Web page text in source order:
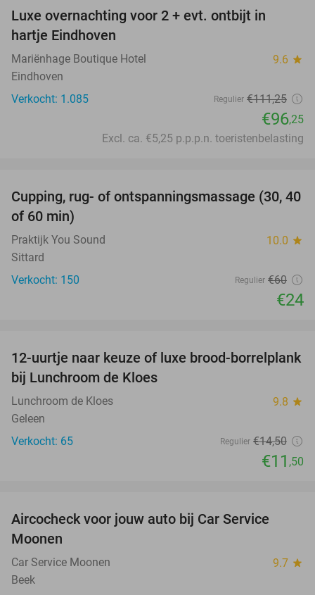
Luxe overnachting voor 2 + evt. ontbijt in
hartje Eindhoven
Mariënhage Boutique Hotel 9.6 star
Eindhoven
Verkocht: 1.085
Regulier €111,25
€96,25
Excl. ca. €5,25 p.p.p.n. toeristenbelasting
60%
Cupping, rug- of ontspanningsmassage (30, 40
of 60 min)
Praktijk You Sound 10.0 star
Sittard
Verkocht: 150
Regulier €60
€24
21%
12-uurtje naar keuze of luxe brood-borrelplank
bij Lunchroom de Kloes
Lunchroom de Kloes 9.8 star
Geleen
Verkocht: 65
Regulier €14,50
€11 ,50
Aircocheck voor jouw auto bij Car Service
Moonen
Car Service Moonen 9.7 star
Beek